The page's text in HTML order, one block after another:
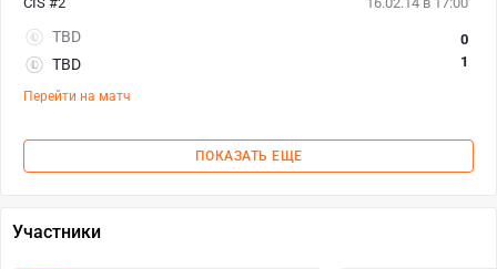
TBD
TBD
0
1
Перейти на матч
ПОКАЗАТЬ ЕЩЕ
Участники